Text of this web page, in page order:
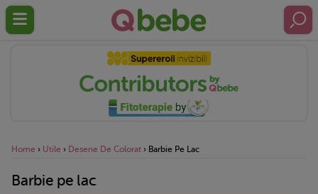
Home › Utile › Desene De Colorat › Barbie Pe Lac
Barbie pe lac